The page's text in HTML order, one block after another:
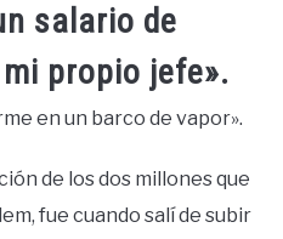
salario de
propio jefe».
en un barco de vapor».
de los dos millones que
fue cuando salí de subir